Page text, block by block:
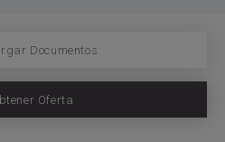
Documentos
Oferta